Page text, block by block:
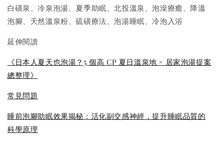
白磺泉、冷泉泡湯、夏季助眠、北投溫泉、泡澡療癒、降溫
泡腳、天然溫泉粉、硫磺療法、泡湯睡眠、冷泡入浴
延伸閱讀
《日本人夏天也泡湯？5 個高 CP 夏日溫泉地 × 居家泡湯提案
總整理》
常見問題
睡前泡腳助眠效果揭秘：活化副交感神經，提升睡眠品質的
科學原理